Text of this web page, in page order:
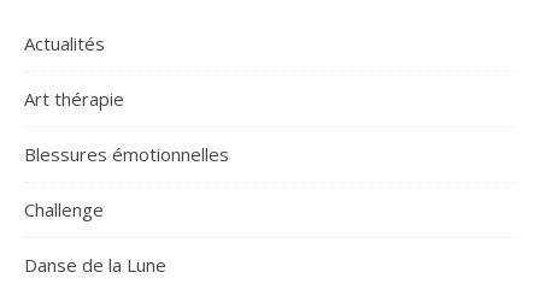
Actualités
Art thérapie
Blessures émotionnelles
Challenge
Danse de la Lune